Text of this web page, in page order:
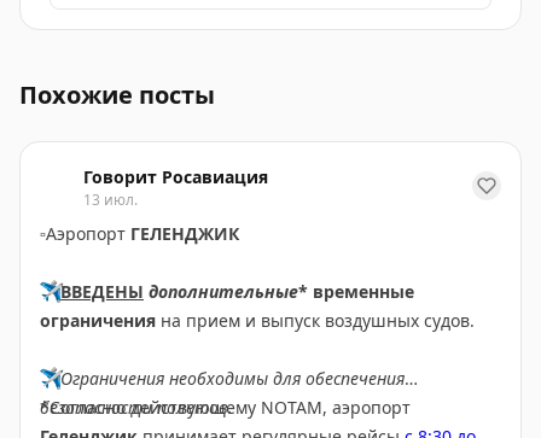
Похожие посты
Говорит Росавиация
13 июл.
▫️Аэропорт ГЕЛЕНДЖИК
✈️ВВЕДЕНЫ дополнительные* временные
ограничения на прием и выпуск воздушных судов.
✈️Ограничения необходимы для обеспечения
безопасности полетов.
*Согласно действующему NOTAM, аэропорт